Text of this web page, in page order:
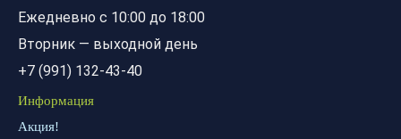
Ежедневно с 10:00 до 18:00
Вторник — выходной день
+7 (991) 132-43-40
Информация
Акция!